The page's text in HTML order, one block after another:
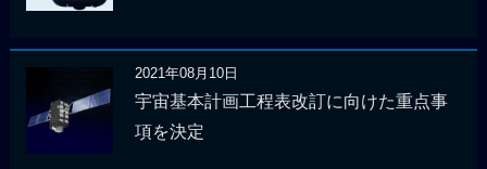
2021年08月10日
宇宙基本計画工程表改訂に向けた重点事
項を決定